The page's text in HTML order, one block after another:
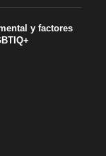
y factores